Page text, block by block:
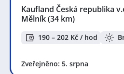
Kaufland Česká republika
Mělník(34 km)
190 – 202 Kč / hod
Zveřejněno: 5. srpna